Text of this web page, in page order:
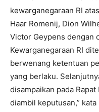
kewarganegaraan RI
Haar Romenij, Dion
Victor Geypens dengan
Kewarganegaraan RI
berwenang ketentuan
yang berlaku.
disampaikan pada
diambil keputusan,”